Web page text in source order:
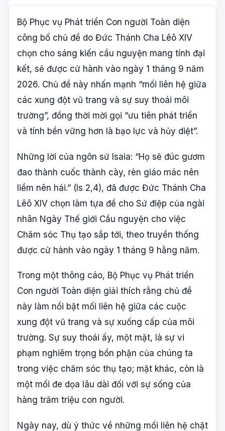
Bộ Phục vụ Phát triển Con người Toàn diện
công bố chủ đề do Đức Thánh Cha Lêô XIV
chọn cho sáng kiến cầu nguyện mang tính đại
kết, sẽ được cử hành vào ngày 1 tháng 9 năm
2026. Chủ đề này nhấn mạnh “mối liên hệ giữa
các xung đột vũ trang và sự suy thoái môi
trường”, đồng thời mời gọi “ưu tiên phát triển
và tính bền vững hơn là bạo lực và hủy diệt”.
Những lời của ngôn sứ Isaia: “Họ sẽ đúc gươm
đao thành cuốc thành cày, rèn giáo mác nên
liềm nên hái.” (Is 2,4), đã được Đức Thánh Cha
Lêô XIV chọn làm tựa đề cho Sứ điệp của ngài
nhân Ngày Thế giới Cầu nguyện cho việc
Chăm sóc Thụ tạo sắp tới, theo truyền thống
được cử hành vào ngày 1 tháng 9 hằng năm.
Trong một thông cáo, Bộ Phục vụ Phát triển
Con người Toàn diện giải thích rằng chủ đề
này làm nổi bật mối liên hệ giữa các cuộc
xung đột vũ trang và sự xuống cấp của môi
trường. Sự suy thoái ấy, một mặt, là sự vi
phạm nghiêm trọng bổn phận của chúng ta
trong việc chăm sóc thụ tạo; mặt khác, còn là
một mối đe dọa lâu dài đối với sự sống của
hàng trăm triệu con người.
Ngày nay, dù ý thức về những mối liên hệ chặt